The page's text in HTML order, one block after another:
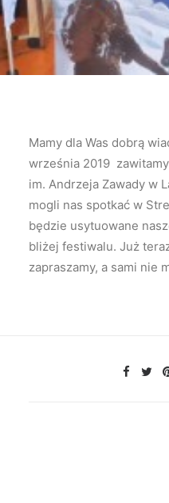
Mamy dla Was dobrą
września 2019
im. Andrzeja Zawady w
mogli nas spotkać w
będzie usytuowane
bliżej festiwalu. Już
zapraszamy, a sami nie